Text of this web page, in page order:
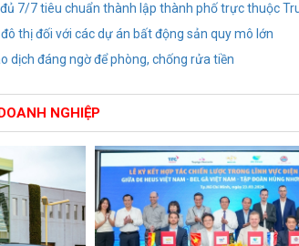
7/7 tiêu chuẩn thành lập thành phố trực thuộc
thị đối với các dự án bất động sản quy mô lớn
dịch đáng ngờ để phòng, chống rửa tiền
NGHIỆP